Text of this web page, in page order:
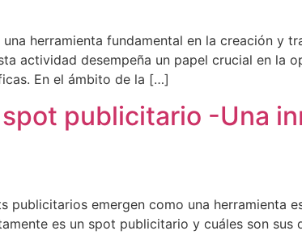
herramienta fundamental en la creación y
actividad desempeña un papel crucial en la
En el ámbito de la […]
publicitario -Una
emergen como una herramienta
es un spot publicitario y cuáles son